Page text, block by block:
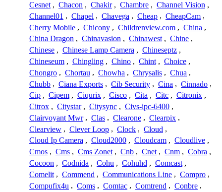
Cesnet , Chacon , Chakir , Chambre , Channel Vision ,
Channel01 , Chapel , Chavega , Cheap , CheapCam ,
Cherry Mobile , Chicony , Childrenview.com , China ,
China Dragon , Chinavasion , Chinawest , Chine ,
Chinese , Chinese Lamp Camera , Chineseptz ,
Chineseum , Chingling , Chino , Chint , Choice ,
Chongro , Chortau , Chowha , Chrysalis , Chua ,
Chubb , Ciana Exports , Cib Security , Cina , Cinnado ,
Cip , Cipem , Ciqurix , Cisco , Cita , Citc , Citronix ,
Citrox , Citystar , Citysync , Civs-ipc-6400 ,
Clairvoyant Mwr , Clas , Clearone , Clearpix ,
Clearview , Clever Loop , Clock , Cloud ,
Cloud Ip Camera , Cloud2000 , Cloudcam , Cloudlive ,
Cmos , Cms , Cms Zonet , Cnb , Cnet , Cnm , Cobra ,
Cocoon , Codnida , Cohu , Cohuhd , Comcast ,
Comelit , Commend , Communications Line , Compro ,
Compufix4u , Coms , Comtac , Comtrend , Conbre ,